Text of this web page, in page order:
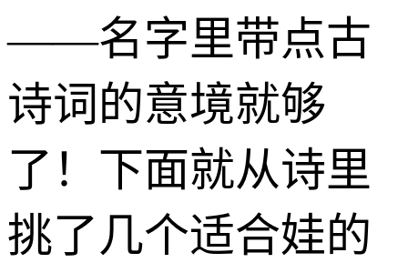
——名字里带点古
诗词的意境就够
了！下面就从诗里
挑了几个适合娃的